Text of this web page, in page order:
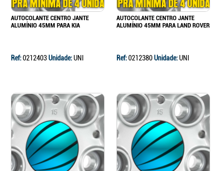
AUTOCOLANTE CENTRO JANTE
ALUMÍNIO 45MM PARA KIA
Ref:0212403Unidade:UNI
AUTOCOLANTE CENTRO JANTE
ALUMÍNIO 45MM PARA LAND ROVER
Ref:0212380Unidade:UNI